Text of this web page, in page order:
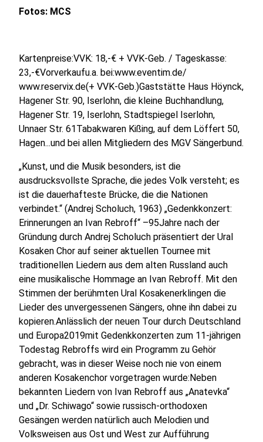
Fotos: MCS
Kartenpreise:VVK: 18,-€ + VVK-Geb. / Tageskasse:
23,-€Vorverkaufu.a. bei:www.eventim.de/
www.reservix.de(+ VVK-Geb.)Gaststätte Haus Höynck,
Hagener Str. 90, Iserlohn, die kleine Buchhandlung,
Hagener Str. 19, Iserlohn, Stadtspiegel Iserlohn,
Unnaer Str. 61Tabakwaren Kißing, auf dem Löffert 50,
Hagen...und bei allen Mitgliedern des MGV Sängerbund.
„Kunst, und die Musik besonders, ist die
ausdrucksvollste Sprache, die jedes Volk versteht; es
ist die dauerhafteste Brücke, die die Nationen
verbindet.“ (Andrej Scholuch, 1963) „Gedenkkonzert:
Erinnerungen an Ivan Rebroff“ –95Jahre nach der
Gründung durch Andrej Scholuch präsentiert der Ural
Kosaken Chor auf seiner aktuellen Tournee mit
traditionellen Liedern aus dem alten Russland auch
eine musikalische Hommage an Ivan Rebroff. Mit den
Stimmen der berühmten Ural Kosakenerklingen die
Lieder des unvergessenen Sängers, ohne ihn dabei zu
kopieren.Anlässlich der neuen Tour durch Deutschland
und Europa2019mit Gedenkkonzerten zum 11-jährigen
Todestag Rebroffs wird ein Programm zu Gehör
gebracht, was in dieser Weise noch nie von einem
anderen Kosakenchor vorgetragen wurde:Neben
bekannten Liedern von Ivan Rebroff aus „Anatevka“
und „Dr. Schiwago“ sowie russisch-orthodoxen
Gesängen werden natürlich auch Melodien und
Volksweisen aus Ost und West zur Aufführung